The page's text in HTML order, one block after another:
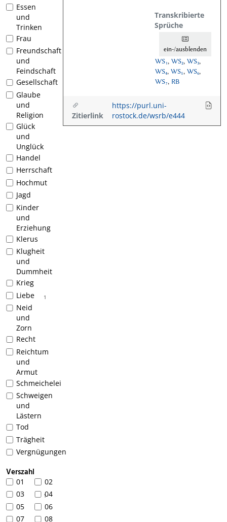
Essen
und
Trinken
Frau
Freundschaft
und
Feindschaft
Gesellschaft
Glaube
und
Religion
Glück
und
Unglück
Handel
Herrschaft
Hochmut
Jagd
Kinder
und
Erziehung
Klerus
Klugheit
und
Dummheit
Krieg
1
Liebe
Neid
und
Zorn
Recht
Reichtum
und
Armut
Schmeichelei
Schweigen
und
Lästern
Tod
Trägheit
Vergnügungen
Verszahl
01
02
03
104
05
06
07
08
Transkribierte
Sprüche
ein-/ausblenden
WS₁, WS₂, WS₃,
WS₄, WS₅, WS₆,
WS₇, RB
Zitierlink
https://purl.uni-
rostock.de/wsrb/e444